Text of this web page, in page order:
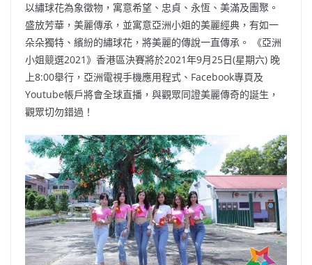
以繡球花為象徵物，寓意希望、忠貞、永恆、美滿及團聚。
盛放芳華，美麗傳承，並寓意亞洲小姐的美麗經典，有如一
朵朵獨特、繽紛的繡球花，將美麗的傳說一直傳承。 《亞洲
小姐競選2021》香港區決賽將於2021年9月25日(星期六) 晚
上8:00舉行，亞洲電視手機應用程式、Facebook專頁及
Youtube帳戶將會全球直播，與觀眾同證美麗傳奇的誕生，
觀眾切勿錯過！